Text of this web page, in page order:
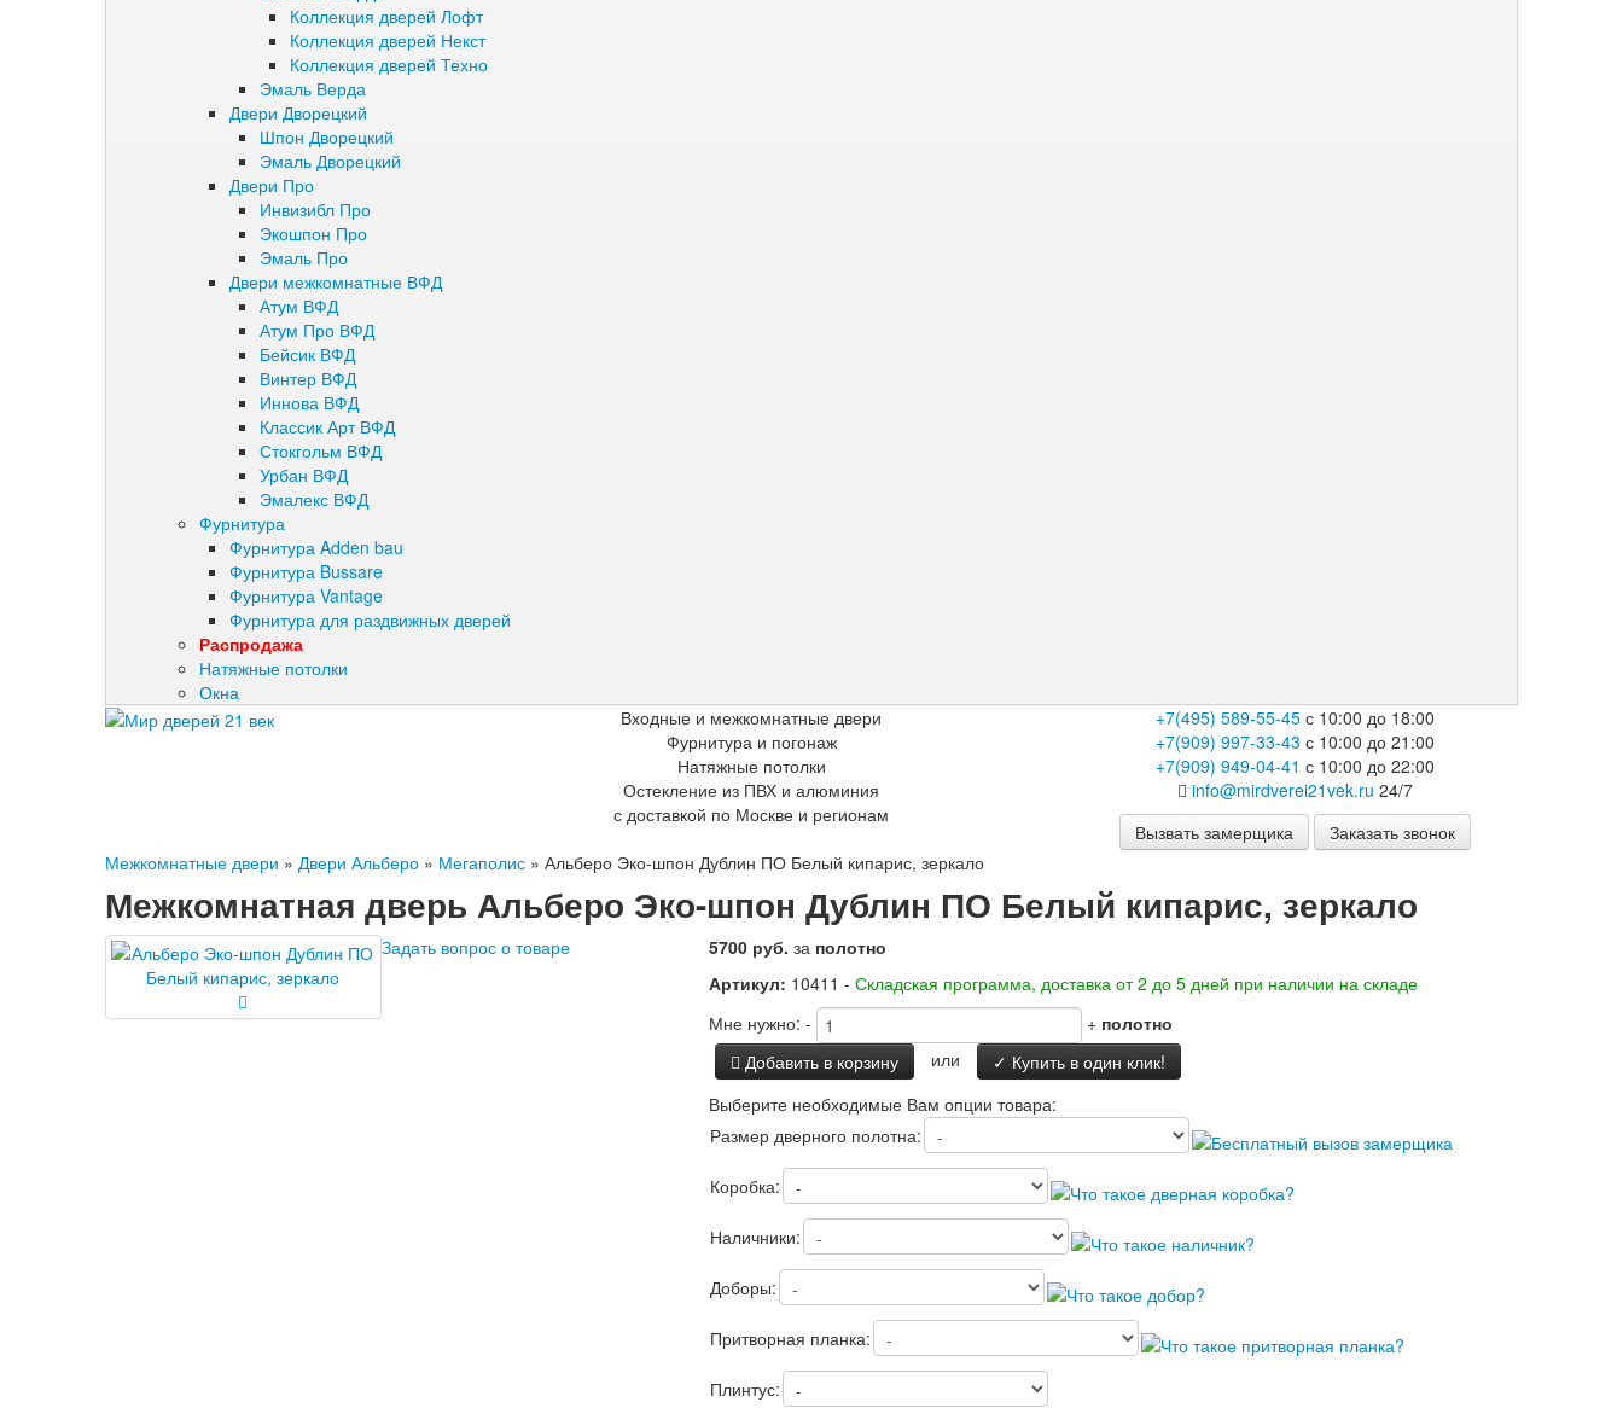
Коллекция дверей Лофт
Коллекция дверей Некст
Коллекция дверей Техно
Эмаль Верда
Двери Дворецкий
Шпон Дворецкий
Эмаль Дворецкий
Двери Про
Инвизибл Про
Экошпон Про
Эмаль Про
Двери межкомнатные ВФД
Атум ВФД
Атум Про ВФД
Бейсик ВФД
Винтер ВФД
Иннова ВФД
Классик Арт ВФД
Стокгольм ВФД
Урбан ВФД
Эмалекс ВФД
Фурнитура
Фурнитура Adden bau
Фурнитура Bussare
Фурнитура Vantage
Фурнитура для раздвижных дверей
Распродажа
Натяжные потолки
Окна
Входные и межкомнатные двери
Фурнитура и погонаж
Натяжные потолки
Остекление из ПВХ и алюминия
с доставкой по Москве и регионам
+7(495) 589-55-45с 10:00 до 18:00
+7(909) 997-33-43 с 10:00 до 21:00
+7(909) 949-04-41 с 10:00 до 22:00
info@mirdverei21vek.ru 24/7
Вызвать замерщика
Заказать звонок
Межкомнатные двери » Двери Альберо » Мегаполис » Альберо Эко-шпон Дублин ПО Белый кипарис, зеркало
Межкомнатная дверь Альберо Эко-шпон Дублин ПО Белый кипарис, зеркало
Задать вопрос о товаре 5700 руб. за полотно
Артикул: 10411 - Складская программа, доставка от 2 до 5 дней при наличии на складе
Мне нужно: - + полотно
Добавить в корзину
или
✓ Купить в один клик!
Выберите необходимые Вам опции товара:
Размер дверного полотна:
Коробка:
Наличники:
Доборы:
Притворная планка:
Плинтус: